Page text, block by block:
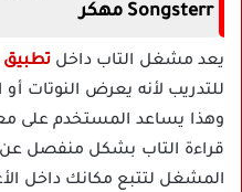
Songsterr مهكر
يعد مشغل التاب داخل تطبيق Songsterr مهكر
للتدريب لأنه يعرض النوتات أو
وهذا يساعد المستخدم على
قراءة التاب بشكل منفصل
المشغل لتتبع مكانك داخل